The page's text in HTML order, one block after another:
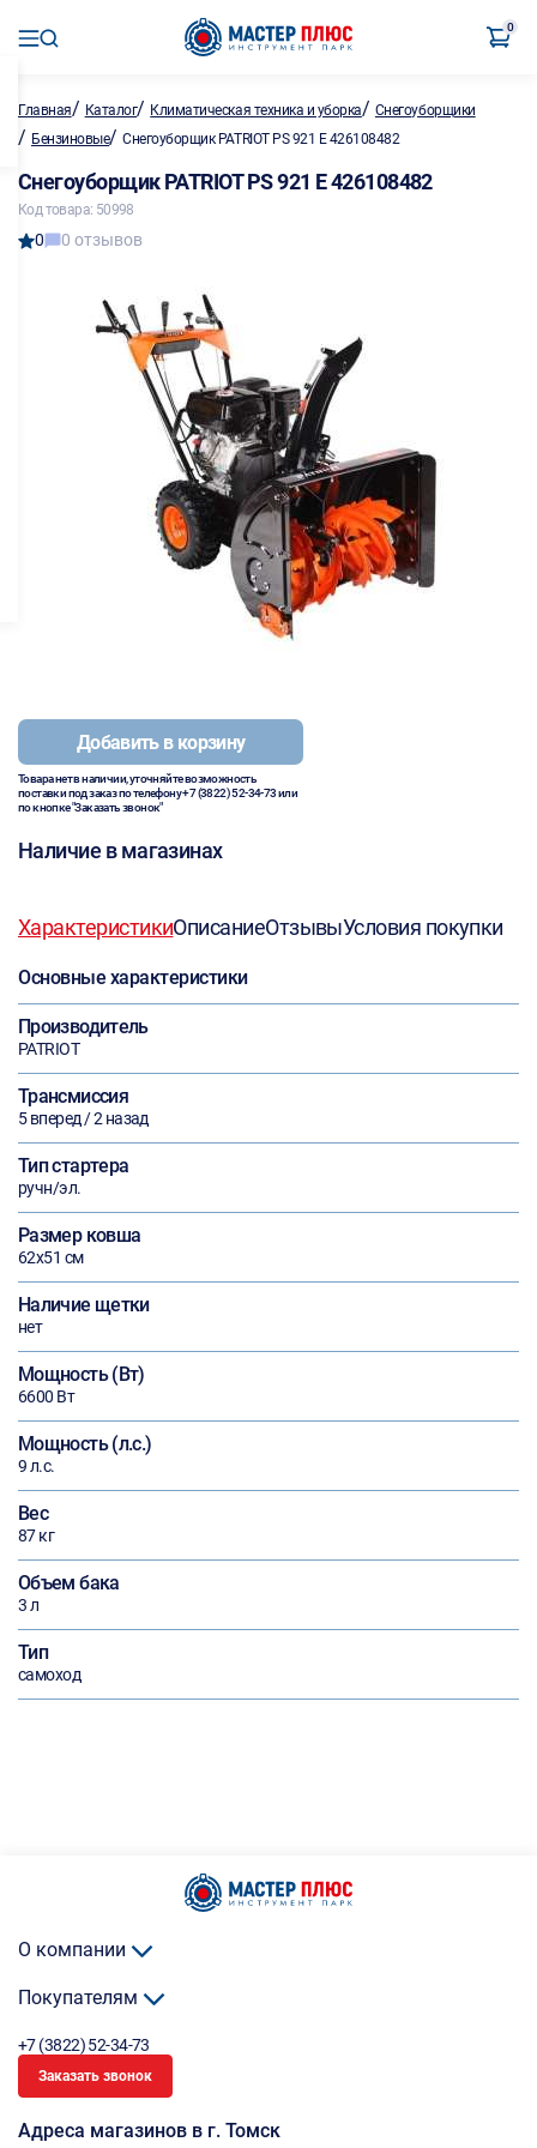
0
Главная/ Каталог/ Климатическая техника и уборка/ Снегоуборщики
/ Бензиновые/Снегоуборщик PATRIOT PS 921 E 426108482
Снегоуборщик PATRIOT PS 921 E 426108482
Код товара: 50998
0 0 отзывов
Добавить в корзину
Товара нет в наличии, уточняйте возможность
поставки под заказ по телефону+7 (3822) 52-34-73или
по кнопке "Заказать звонок"
Наличие в магазинах
ХарактеристикиОписаниеОтзывыУсловия покупки
Основные характеристики
Производитель
PATRIOT
Трансмиссия
5 вперед / 2 назад
Тип стартера
ручн/эл.
Размер ковша
62х51 см
Наличие щетки
нет
Мощность (Вт)
6600 Вт
Мощность (л.с.)
9 л.с.
Вес
87 кг
Объем бака
3 л
Тип
самоход
О компании
Покупателям
+7 (3822) 52-34-73
Заказать звонок
Адреса магазинов в г. Томск